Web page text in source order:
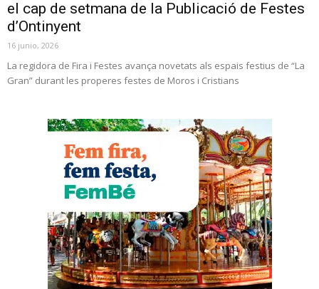
el cap de setmana de la Publicació de Festes
d’Ontinyent
16 junio, 2026
La regidora de Fira i Festes avança novetats als espais festius de “La
Gran” durant les properes festes de Moros i Cristians